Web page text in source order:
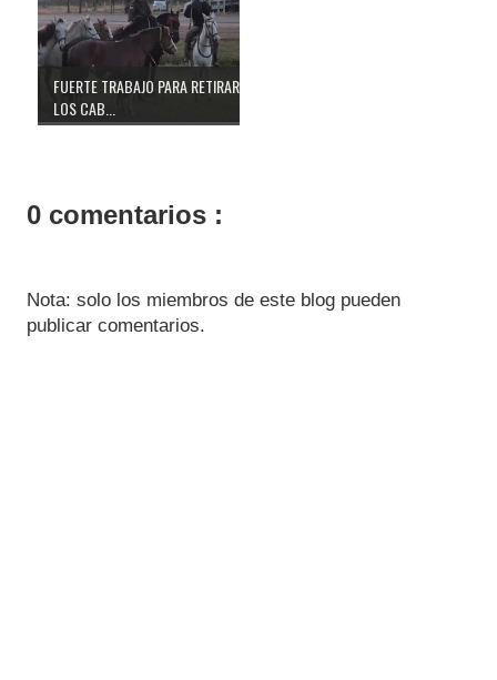
FUERTE TRABAJO PARA RETIRAR
LOS CAB...
0 comentarios :
Nota: solo los miembros de este blog pueden
publicar comentarios.